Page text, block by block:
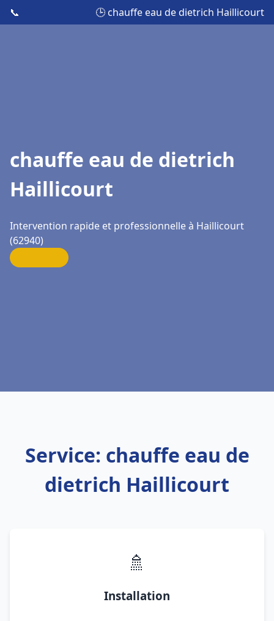
📞 🕒 chauffe eau de dietrich Haillicourt
chauffe eau de dietrich
Haillicourt
Intervention rapide et professionnelle à Haillicourt
(62940)
Service: chauffe eau de
dietrich Haillicourt
🚿
Installation